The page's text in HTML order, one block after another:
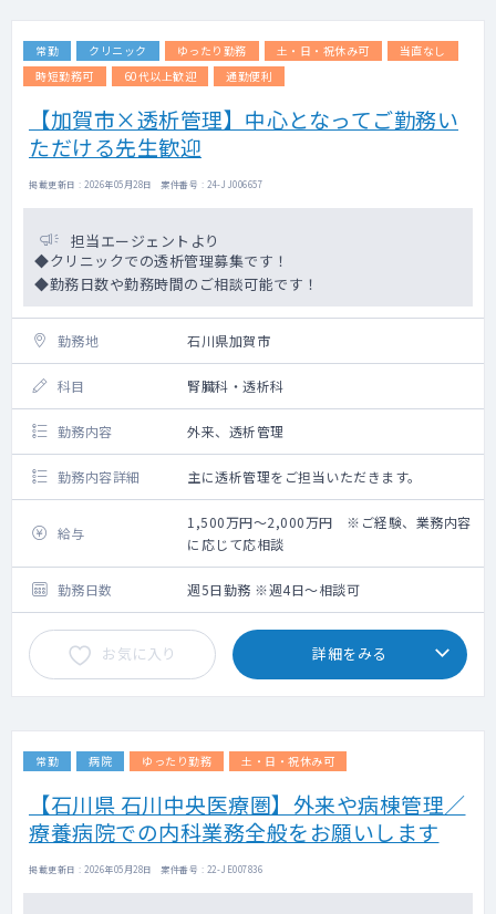
常勤 クリニック ゆったり勤務 土・日・祝休み可
当直なし
時短勤務可
60代以上歓迎 通勤便利
【加賀市×透析管理】中心となってご勤務い
ただける先生歓迎
掲載更新日 : 2026年05月28日 案件番号 : 24-JJ006657
担当エージェントより
◆クリニックでの透析管理募集です！
◆勤務日数や勤務時間のご相談可能です！
勤務地 石川県加賀市
科目 腎臓科・透析科
勤務内容 外来、透析管理
勤務内容詳細 主に透析管理をご担当いただきます。
給与
1,500万円～2,000万円 ※ご経験、業務内容
に応じて応相談
勤務日数 週5日勤務 ※週4日～相談可
お気に入り 詳細をみる
常勤 病院 ゆったり勤務 土・日・祝休み可
【石川県 石川中央医療圏】外来や病棟管理／
療養病院での内科業務全般をお願いします
掲載更新日 : 2026年05月28日 案件番号 : 22-JE007836